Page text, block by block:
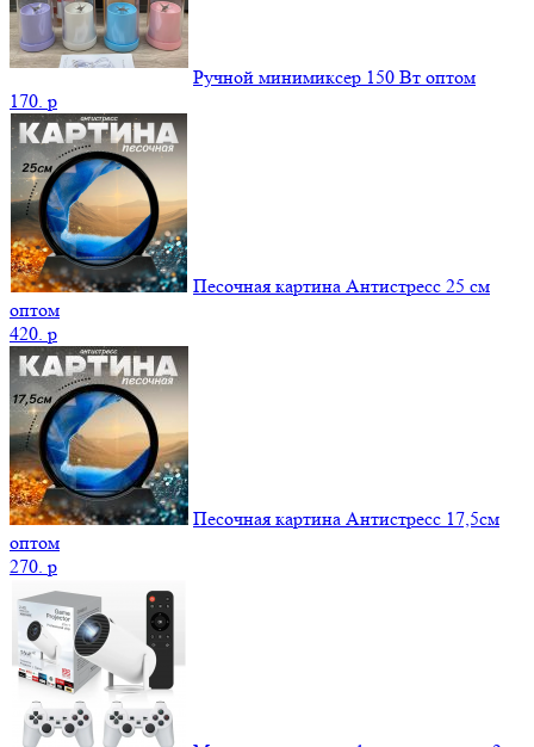
Ручной минимиксер 150 Вт оптом
170. p
Песочная картина Антистресс 25 см
оптом
420. p
Песочная картина Антистресс 17,5см
оптом
270. p